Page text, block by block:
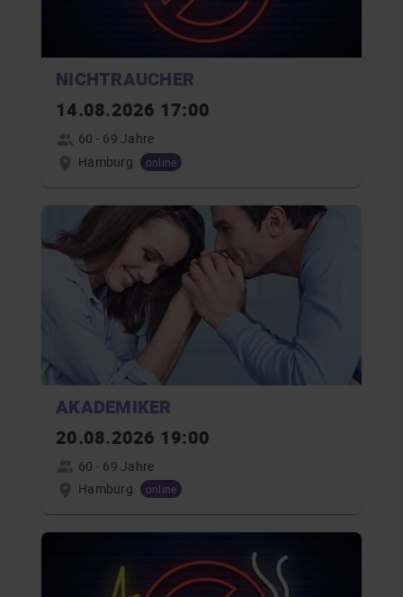
NICHTRAUCHER
14.08.2026 17:00
60 - 69 Jahre
Hamburg
online
AKADEMIKER
20.08.2026 19:00
60 - 69 Jahre
Hamburg
online